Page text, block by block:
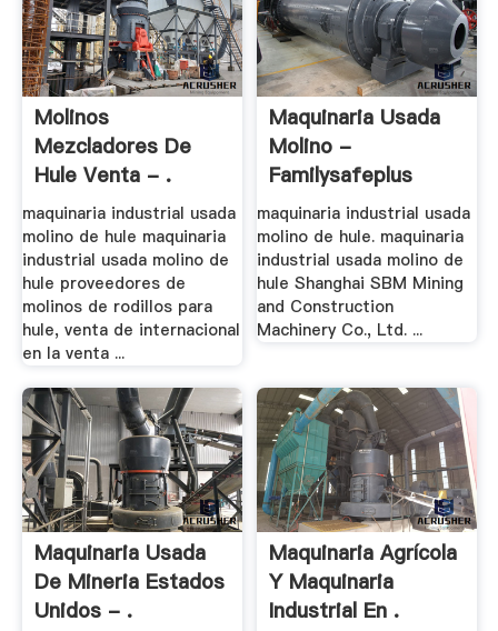
Molinos
Mezcladores De
Hule Venta - .
maquinaria industrial usada
molino de hule maquinaria
industrial usada molino de
hule proveedores de
molinos de rodillos para
hule, venta de internacional
en la venta ...
Maquinaria Usada
Molino -
Familysafeplus
maquinaria industrial usada
molino de hule. maquinaria
industrial usada molino de
hule Shanghai SBM Mining
and Construction
Machinery Co., Ltd. ...
Maquinaria Usada
De Mineria Estados
Unidos - .
Maquinaria Agrícola
Y Maquinaria
Industrial En .